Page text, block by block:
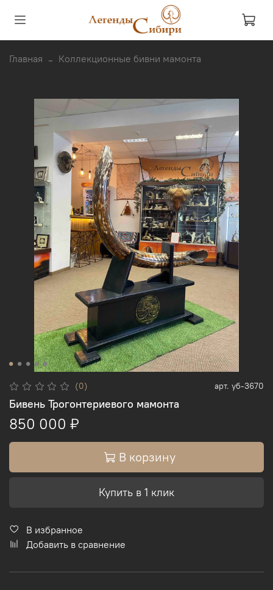
Главная Коллекционные бивни мамонта
(0) арт. уб-3670
Бивень Трогонтериевого мамонта
850 000 ₽
В корзину
Купить в 1 клик
В избранное
Добавить в сравнение